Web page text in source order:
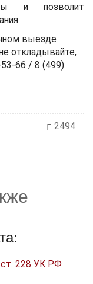
и позволит
выезде
откладывайте,
53-66 / 8 (499)
2494
228 УК РФ